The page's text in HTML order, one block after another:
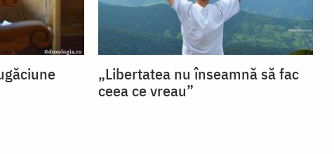
„Libertatea nu înseamnă să fac
ceea ce vreau”